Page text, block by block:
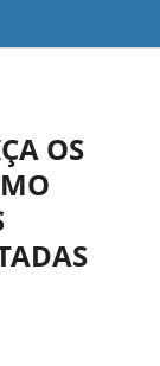
OS